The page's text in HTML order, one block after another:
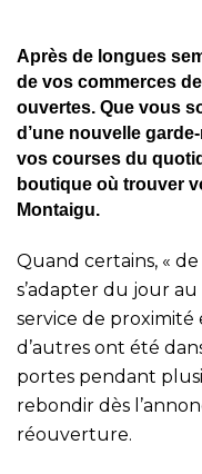
Après de longues
de vos commerces
ouvertes. Que vous
d’une nouvelle
vos courses du
boutique où trouver
Montaigu.
Quand certains, «
s’adapter du jour
service de proximité
d’autres ont été
portes pendant
rebondir dès
réouverture.